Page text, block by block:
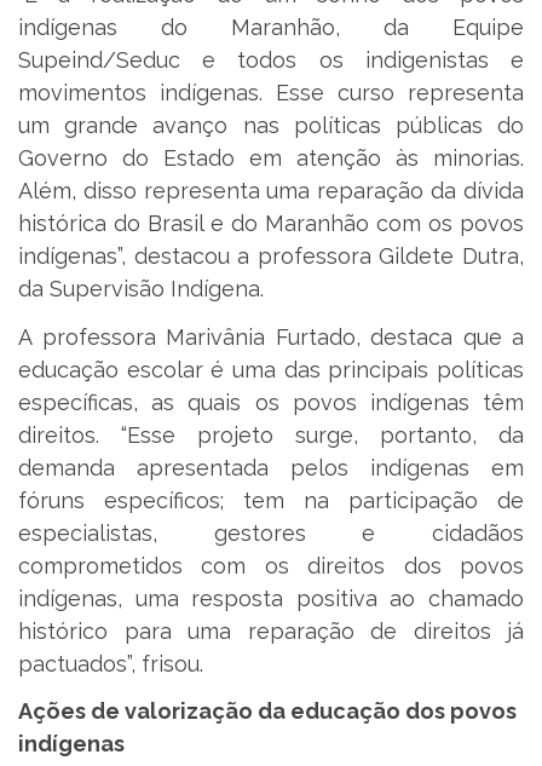
indígenas do Maranhão, da Equipe
Supeind/Seduc e todos os indigenistas e
movimentos indígenas. Esse curso representa
um grande avanço nas políticas públicas do
Governo do Estado em atenção às minorias.
Além, disso representa uma reparação da dívida
histórica do Brasil e do Maranhão com os povos
indígenas”, destacou a professora Gildete Dutra,
da Supervisão Indígena.
A professora Marivânia Furtado, destaca que a
educação escolar é uma das principais políticas
específicas, as quais os povos indígenas têm
direitos. “Esse projeto surge, portanto, da
demanda apresentada pelos indígenas em
fóruns específicos; tem na participação de
especialistas, gestores e cidadãos
comprometidos com os direitos dos povos
indígenas, uma resposta positiva ao chamado
histórico para uma reparação de direitos já
pactuados”, frisou.
Ações de valorização da educação dos povos
indígenas